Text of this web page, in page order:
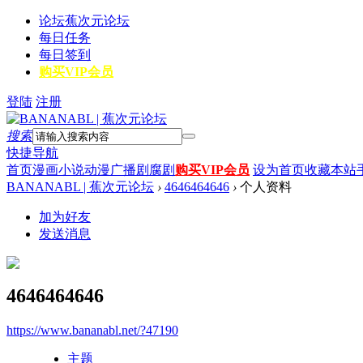
论坛蕉次元论坛
每日任务
每日签到
购买VIP会员
登陆 注册
搜索
快捷导航
首页漫画小说动漫广播剧 腐剧 购买VIP会员 设为首页收藏本站
BANANABL | 蕉次元论坛 › 4646464646 › 个人资料
加为好友
发送消息
4646464646
https://www.bananabl.net/?47190
主题